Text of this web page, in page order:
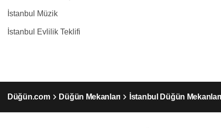
İstanbul Müzik
İstanbul Evlilik Teklifi
Düğün.com Düğün Mekanları İstanbul Düğün